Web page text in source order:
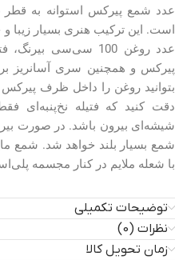
است. این ترکیب هنری بسیار
عدد روغن 100 سی‌سی
پیرکس و همچنین سری آسانریز
بتوانید روغن را داخل ظرف
دقت کنید که فتیله نخ‌پنبه‌ای
شیشه‌ای بیرون باشد. در صورت
شمع بسیار بلند خواهد شد. شمع
با شعله ملایم در کنار مجسمه
توضیحات تکمیلی
نظرات (0)
زمان تحویل کالا